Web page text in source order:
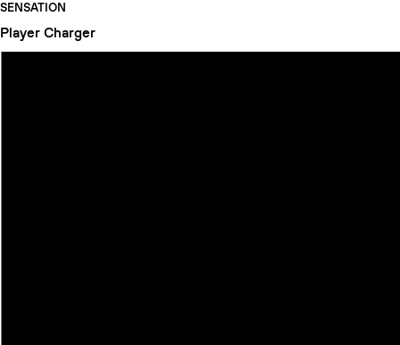
SENSATION
Player Charger